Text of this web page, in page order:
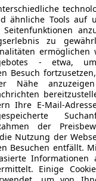
ähnliche Tools auf
zu
ermöglichen
- etwa,
Besuch
Nähe
Ihre E-Mail-
der
Nutzung der
Besuchen entfällt.
Informationen
Einige